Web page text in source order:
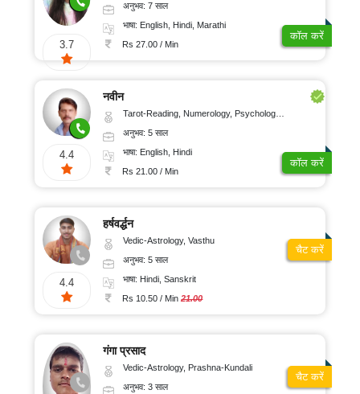
3.7
अनुभव: 7 साल
भाषा: English, Hindi, Marathi
Rs 27.00 / Min
कॉल करें
4.4
नवीन
Tarot-Reading, Numerology, Psychology, Medical-Astrology
अनुभव: 5 साल
भाषा: English, Hindi
Rs 21.00 / Min
कॉल करें
4.4
हर्षवर्द्धन
Vedic-Astrology, Vasthu
अनुभव: 5 साल
भाषा: Hindi, Sanskrit
Rs 10.50 / Min21.00
चैट करें
गंगा प्रसाद
Vedic-Astrology, Prashna-Kundali
अनुभव: 3 साल
चैट करें